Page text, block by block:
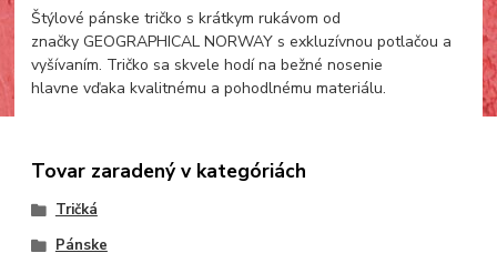
Štýlové pánske tričko s krátkym rukávom od
značky GEOGRAPHICAL NORWAY s exkluzívnou potlačou a
vyšívaním. Tričko sa skvele hodí na bežné nosenie
hlavne vďaka kvalitnému a pohodlnému materiálu.
Tovar zaradený v kategóriách
Tričká
Pánske